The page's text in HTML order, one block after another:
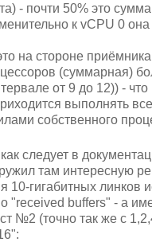
- почти 50% это
к vCPU 0 она
на стороне
(суммарная)
от 9 до 12)) - что
выполнять
собственного
следует в
там интересную
10-гигабитных линков
"received buffers" - а
№2 (точно так же с